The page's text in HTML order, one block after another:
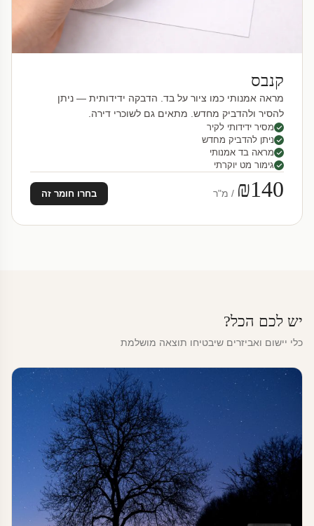
קנבס
מראה אמנותי כמו ציור על בד. הדבקה ידידותית — ניתן
להסיר ולהדביק מחדש. מתאים גם לשוכרי דירה.
מסיר ידידותי לקיר
ניתן להדביק מחדש
מראה בד אמנותי
גימור מט יוקרתי
₪140 / מ"ר בחרו חומר זה
יש לכם הכל?
כלי יישום ואביזרים שיבטיחו תוצאה מושלמת